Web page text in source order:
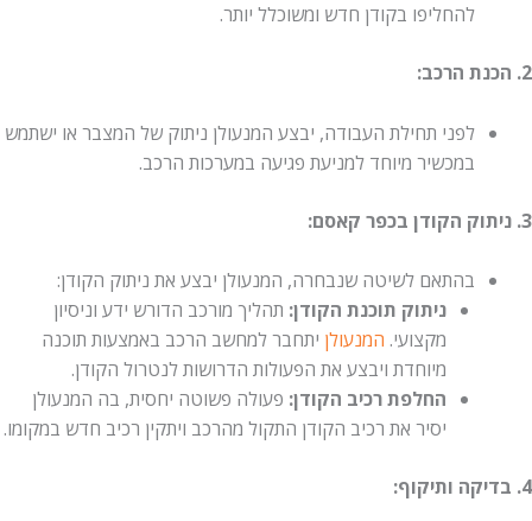
להחליפו בקודן חדש ומשוכלל יותר.
2. הכנת הרכב:
לפני תחילת העבודה, יבצע המנעולן ניתוק של המצבר או ישתמש
במכשיר מיוחד למניעת פגיעה במערכות הרכב.
3. ניתוק הקודן בכפר קאסם:
בהתאם לשיטה שנבחרה, המנעולן יבצע את ניתוק הקודן:
ניתוק תוכנת הקודן: תהליך מורכב הדורש ידע וניסיון
מקצועי. המנעולן יתחבר למחשב הרכב באמצעות תוכנה
מיוחדת ויבצע את הפעולות הדרושות לנטרול הקודן.
החלפת רכיב הקודן: פעולה פשוטה יחסית, בה המנעולן
יסיר את רכיב הקודן התקול מהרכב ויתקין רכיב חדש במקומו.
4. בדיקה ותיקוף: